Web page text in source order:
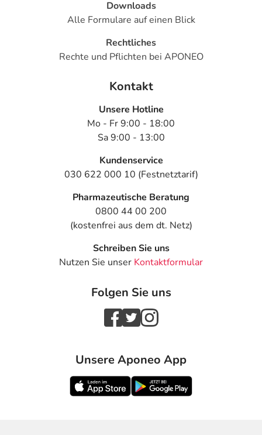
Downloads
Alle Formulare auf einen Blick
Rechtliches
Rechte und Pflichten bei APONEO
Kontakt
Unsere Hotline
Mo - Fr 9:00 - 18:00
Sa 9:00 - 13:00
Kundenservice
030 622 000 10 (Festnetztarif)
Pharmazeutische Beratung
0800 44 00 200
(kostenfrei aus dem dt. Netz)
Schreiben Sie uns
Nutzen Sie unser Kontaktformular
Folgen Sie uns
Unsere Aponeo App